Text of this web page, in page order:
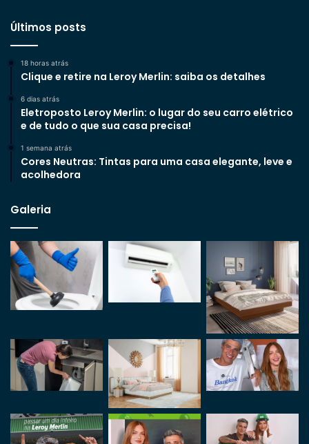
Últimos posts
18 horas atrás
Clique e retire na Leroy Merlin: saiba os detalhes
6 dias atrás
Eletroposto Leroy Merlin: o lugar do seu carro elétrico
e de tudo o que sua casa precisa!
1 semana atrás
Cores Neutras: Tintas para uma casa elegante, leve e
acolhedora
Galeria